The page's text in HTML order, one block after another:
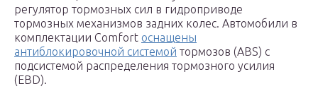
регулятор тормозных сил в гидроприводе
тормозных механизмов задних колес. Автомобили в
комплектации Comfort оснащены
антиблокировочной системой тормозов (ABS) с
подсистемой распределения тормозного усилия
(EBD).